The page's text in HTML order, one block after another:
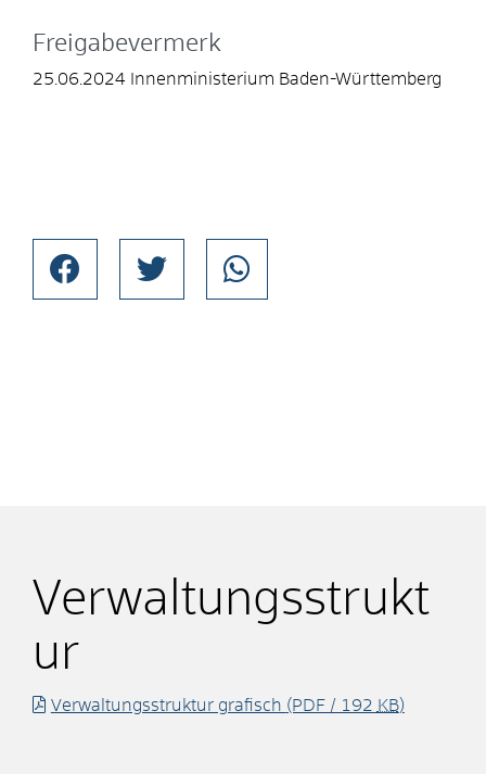
Freigabevermerk
25.06.2024 Innenministerium Baden-Württemberg
Verwaltungsstrukt
ur
Verwaltungsstruktur grafisch (PDF / 192 KB)